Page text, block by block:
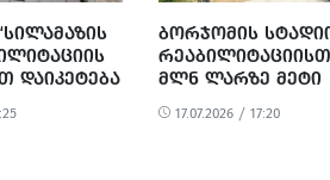
ᲓᲐᲘᲙᲔᲢᲔᲑᲐ
ᲑᲝᲠᲯᲝᲛᲘᲡ
ᲛᲚᲜ ᲚᲐᲠᲖᲔ ᲛᲔᲢᲘ
ᲒᲐᲛᲝᲘᲧᲝ ᲗᲣᲛᲪᲐ
ᲠᲔᲐᲑᲘᲚᲘᲢᲐᲪᲘᲐ
17.07.2026 / 17:20